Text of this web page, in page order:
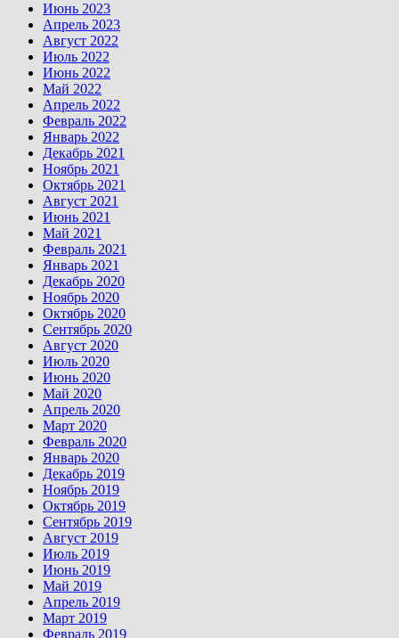
Июнь 2023
Апрель 2023
Август 2022
Июль 2022
Июнь 2022
Май 2022
Апрель 2022
Февраль 2022
Январь 2022
Декабрь 2021
Ноябрь 2021
Октябрь 2021
Август 2021
Июнь 2021
Май 2021
Февраль 2021
Январь 2021
Декабрь 2020
Ноябрь 2020
Октябрь 2020
Сентябрь 2020
Август 2020
Июль 2020
Июнь 2020
Май 2020
Апрель 2020
Март 2020
Февраль 2020
Январь 2020
Декабрь 2019
Ноябрь 2019
Октябрь 2019
Сентябрь 2019
Август 2019
Июль 2019
Июнь 2019
Май 2019
Апрель 2019
Март 2019
Февраль 2019